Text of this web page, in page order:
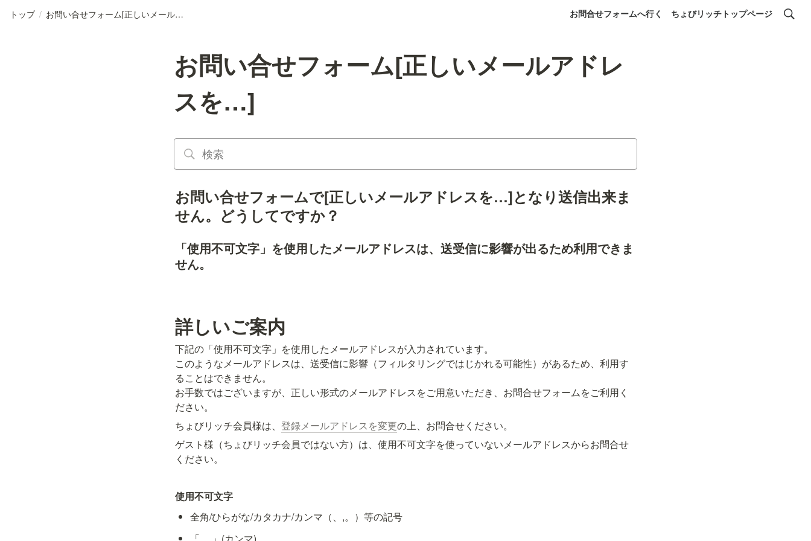
トップ / お問い合せフォーム[正しいメールアドレスを…] お問合せフォームへ行く ちょびリッチトップページ
お問い合せフォーム[正しいメールアドレ
スを…]
お問い合せフォームで[正しいメールアドレスを…]となり送信出来ま
せん。どうしてですか？
「使用不可文字」を使用したメールアドレスは、送受信に影響が出るため利用できま
せん。
詳しいご案内
下記の「使用不可文字」を使用したメールアドレスが入力されています。
このようなメールアドレスは、送受信に影響（フィルタリングではじかれる可能性）があるため、利用す
ることはできません。
お手数ではございますが、正しい形式のメールアドレスをご用意いただき、お問合せフォームをご利用く
ださい。
ちょびリッチ会員様は、 登録メールアドレスを変更の上、お問合せください。
ゲスト様（ちょびリッチ会員ではない方）は、使用不可文字を使っていないメールアドレスからお問合せ
ください。
使用不可文字
全角/ひらがな/カタカナ/カンマ（、,。）等の記号
「、,」(カンマ)